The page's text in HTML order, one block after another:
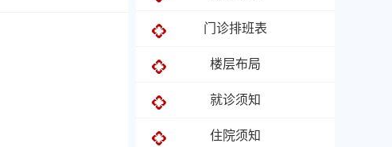
门诊排班表
楼层布局
就诊须知
住院须知